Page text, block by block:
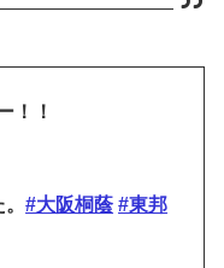
！！
。#大阪桐蔭 #東邦